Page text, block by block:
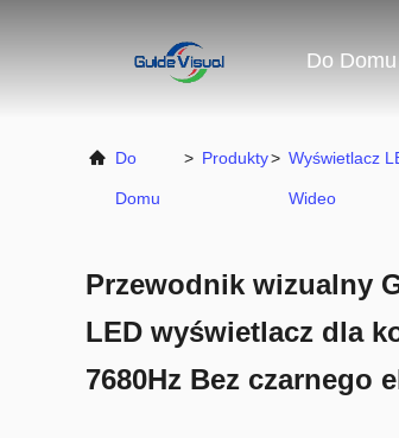
Do Domu
Do
Domu
> Produkty> Wyświetlacz
Wideo
Przewodnik wizualny
LED wyświetlacz dla
7680Hz Bez czarnego